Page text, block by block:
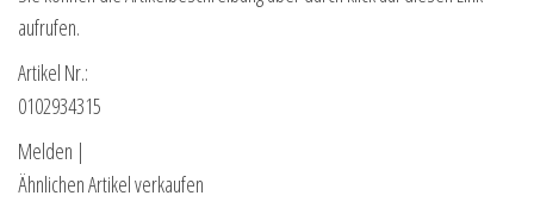
aufrufen.
Artikel Nr.:
0102934315
Melden |
Ähnlichen Artikel verkaufen